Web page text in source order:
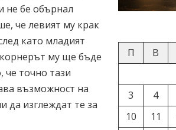
не бе обърнал
че левият му крак
като младият
му ще бъде
че точно тази
възможност на
да изглеждат те за
П
В
3
4
10
11